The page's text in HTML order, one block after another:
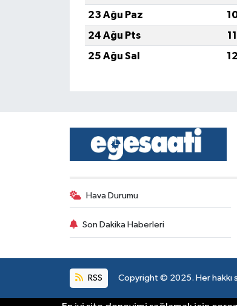
23 Ağu Paz
24 Ağu Pts
25 Ağu Sal
Hava Durumu
Son Dakika Haberleri
RSS Copyright © 2025. Her hakkı